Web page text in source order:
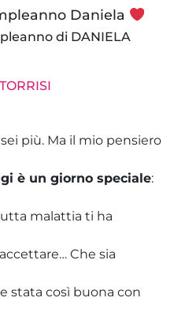
Daniela
di DANIELA
più. Ma il mio pensiero
è un giorno speciale:
malattia ti ha
Che sia
stata così buona con